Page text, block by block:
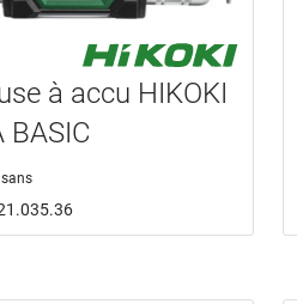
à accu HIKOKI
BASIC
sans